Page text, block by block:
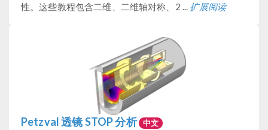
性。这些教程包含二维、二维轴对称、2 ... 扩展阅读
Petzval 透镜 STOP 分析 中文